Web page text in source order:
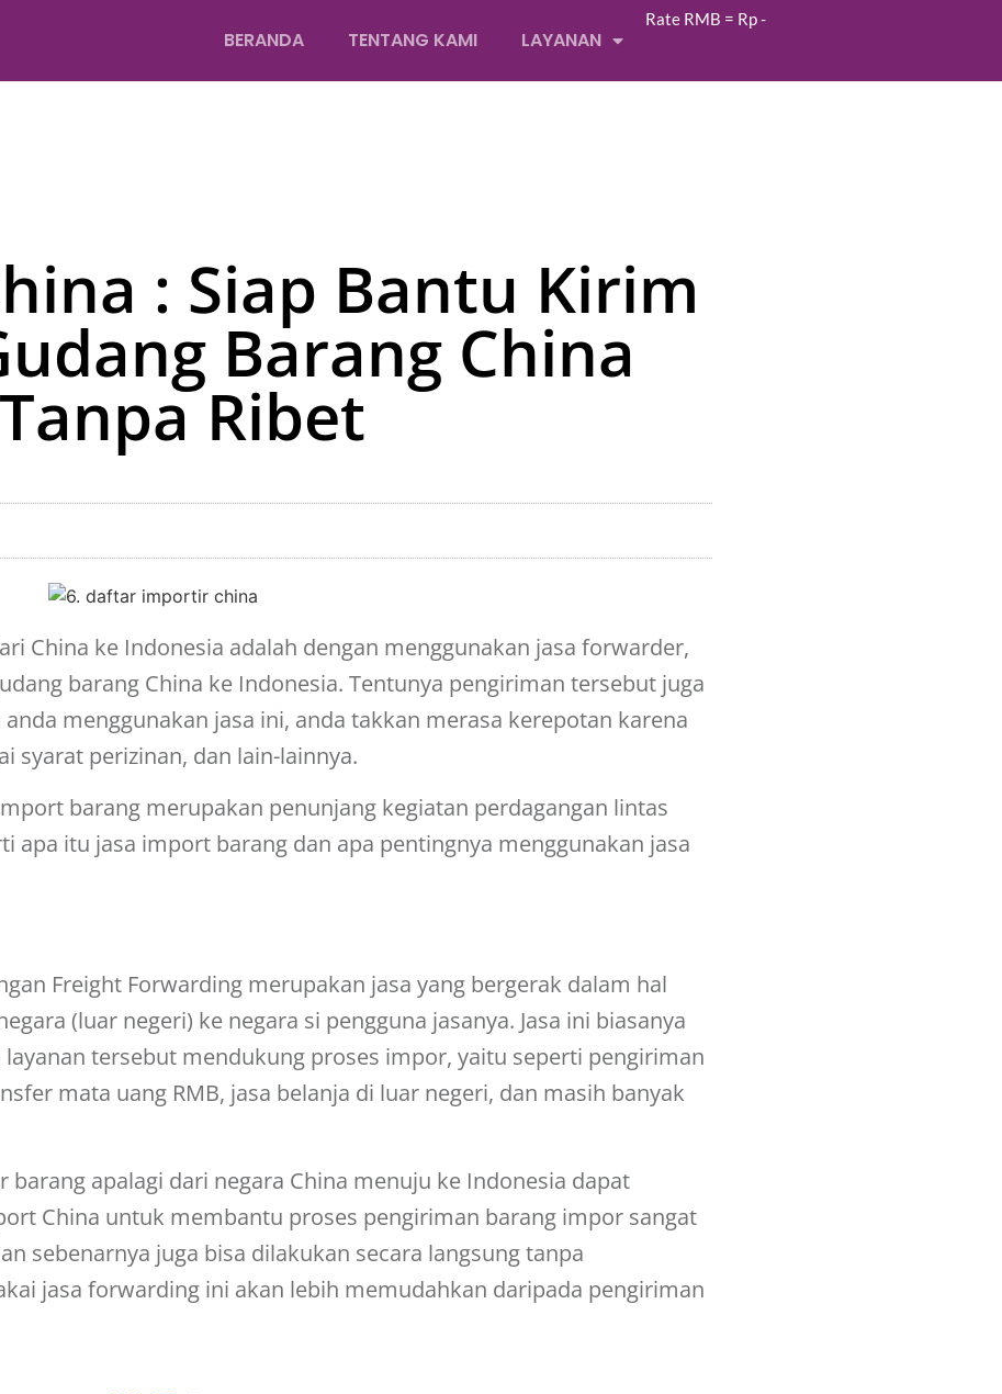
BERANDA TENTANG KAMI LAYANAN
Rate RMB = Rp-
: Siap Bantu Kirim
Barang China
Ribet
China ke Indonesia adalah dengan menggunakan jasa forwarder,
barang China ke Indonesia. Tentunya pengiriman tersebut juga
menggunakan jasa ini, anda takkan merasa kerepotan karena
syarat perizinan, dan lain-lainnya.
barang merupakan penunjang kegiatan perdagangan lintas
apa itu jasa import barang dan apa pentingnya menggunakan jasa
Freight Forwarding merupakan jasa yang bergerak dalam hal
(luar negeri) ke negara si pengguna jasanya. Jasa ini biasanya
tersebut mendukung proses impor, yaitu seperti pengiriman
mata uang RMB, jasa belanja di luar negeri, dan masih banyak
apalagi dari negara China menuju ke Indonesia dapat
China untuk membantu proses pengiriman barang impor sangat
sebenarnya juga bisa dilakukan secara langsung tanpa
jasa forwarding ini akan lebih memudahkan daripada pengiriman